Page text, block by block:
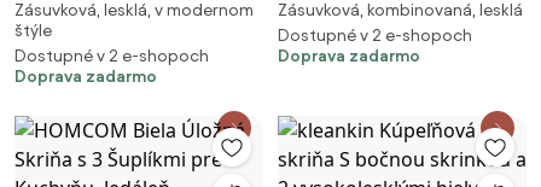
zásuvkami
Zásuvková, lesklá, v modernom
štýle
Dostupné v 2 e-shopoch
Doprava zadarmo
(KSZ 168), biela
Zásuvková, kombinovaná, lesklá
Dostupné v 2 e-shopoch
Doprava zadarmo